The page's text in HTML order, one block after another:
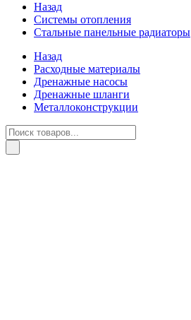
Назад
Системы отопления
Стальные панельные радиаторы
Назад
Расходные материалы
Дренажные насосы
Дренажные шланги
Металлоконструкции